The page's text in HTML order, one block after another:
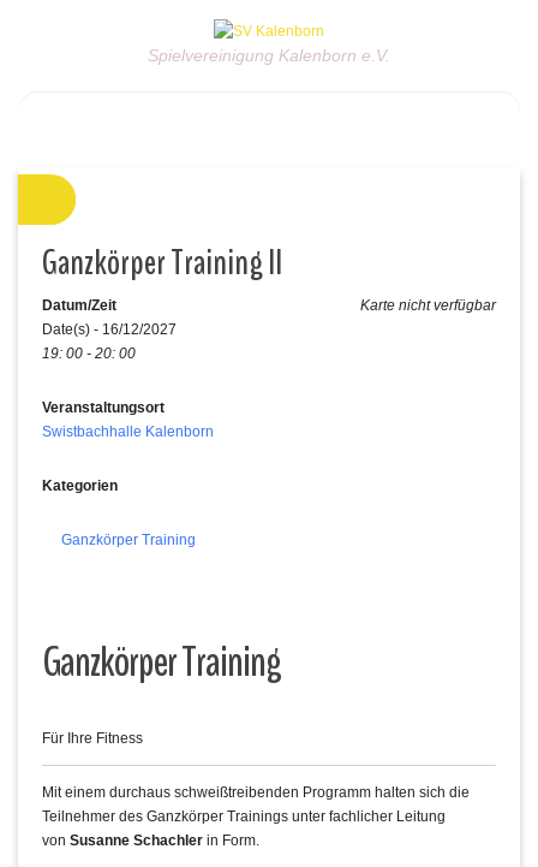
Spielvereinigung Kalenborn e.V.
Ganzkörper Training II
Karte nicht verfügbar
Datum/Zeit
Date(s) - 16/12/2027
19: 00 - 20: 00
Veranstaltungsort
Swistbachhalle Kalenborn
Kategorien
Ganzkörper Training
Ganzkörper Training
Für Ihre Fitness
Mit einem durchaus schweißtreibenden Programm halten sich die
Teilnehmer des Ganzkörper Trainings unter fachlicher Leitung
von Susanne Schachler in Form.